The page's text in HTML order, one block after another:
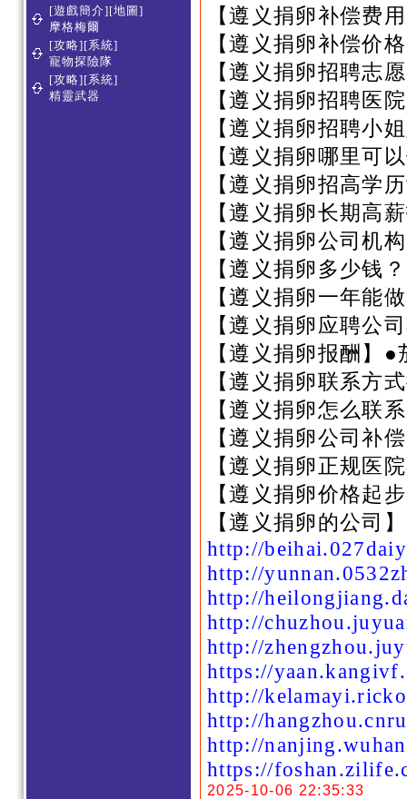
[遊戲簡介][地圖]
摩格梅爾
[攻略][系統]
寵物探險隊
[攻略][系統]
精靈武器
【遵义捐卵补偿费
【遵义捐卵补偿价
【遵义捐卵招聘志
【遵义捐卵招聘医
【遵义捐卵招聘小
【遵义捐卵哪里可
【遵义捐卵招高学
【遵义捐卵长期高
【遵义捐卵公司机
【遵义捐卵多少钱
【遵义捐卵一年能
【遵义捐卵应聘公
【遵义捐卵报酬】
【遵义捐卵联系方
【遵义捐卵怎么联
【遵义捐卵公司补
【遵义捐卵正规医
【遵义捐卵价格起
【遵义捐卵的公司
http://
http://
http://
http://
http://
https://
http://
http://
http://
https://
2025-10-06 22:35:33